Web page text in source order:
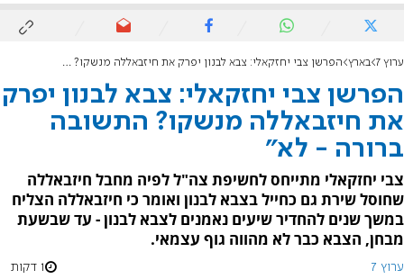
ערוץ 7 בארץ הפרשן צבי יחזקאלי: צבא לבנון יפרק את חיזבאללה מנשקו? התשובה ברורה - לא"
הפרשן צבי יחזקאלי: צבא לבנון יפרק
את חיזבאללה מנשקו? התשובה
ברורה - לא"
צבי יחזקאלי מתייחס לחשיפת צה"ל לפיה מחבל חיזבאללה
שחוסל שירת גם כחייל בצבא לבנון ואומר כי חיזבאללה הצליח
במשך שנים להחדיר שיעים נאמנים לצבא לבנון - עד שבשעת
מבחן, הצבא כבר לא מהווה גוף עצמאי.
ערוץ 7 1 דקות